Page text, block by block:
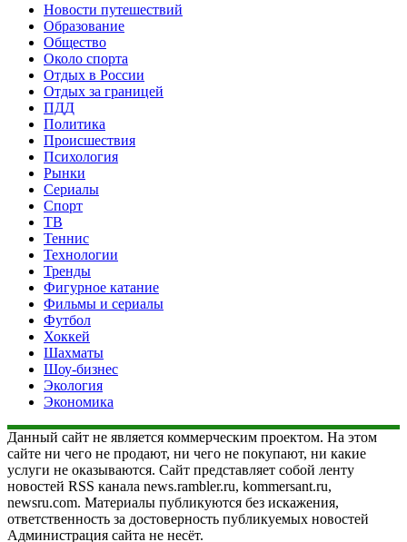
Новости путешествий
Образование
Общество
Около спорта
Отдых в России
Отдых за границей
ПДД
Политика
Происшествия
Психология
Рынки
Сериалы
Спорт
ТВ
Теннис
Технологии
Тренды
Фигурное катание
Фильмы и сериалы
Футбол
Хоккей
Шахматы
Шоу-бизнес
Экология
Экономика
Данный сайт не является коммерческим проектом. На этом
сайте ни чего не продают, ни чего не покупают, ни какие
услуги не оказываются. Сайт представляет собой ленту
новостей RSS канала news.rambler.ru, kommersant.ru,
newsru.com. Материалы публикуются без искажения,
ответственность за достоверность публикуемых новостей
Администрация сайта не несёт.